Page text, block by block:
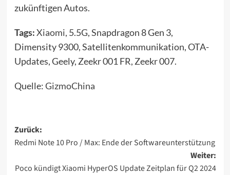
zukünftigen Autos.
Tags:Xiaomi, 5.5G, Snapdragon 8 Gen 3,
Dimensity 9300, Satellitenkommunikation, OTA-
Updates, Geely, Zeekr 001 FR, Zeekr 007.
Quelle:GizmoChina
Beitragsnavigation
Zurück:
Redmi Note 10 Pro / Max: Ende der Softwareunterstützung
Weiter:
Poco kündigt Xiaomi HyperOS Update Zeitplan für Q2 2024